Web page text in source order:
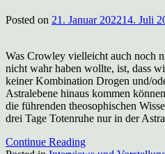
Posted on 21. Januar 202214. Juli
Was Crowley vielleicht auch noch
nicht wahr haben wollte, ist, dass
keiner Kombination Drogen und/
Astralebene hinaus kommen
die führenden theosophischen
drei Tage Totenruhe nur in der
Continue Reading